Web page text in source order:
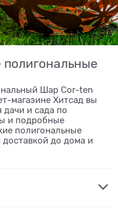
Шар Cor-ten
магазине Хитсад вы
дачи и сада по
и подробные
полигональные
до дома и